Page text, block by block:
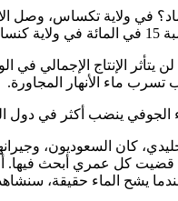
قمح.
يتأثر الإنتاج الإجمالي
تسرب ماء الأنهار المجاورة.
ينضب أكثر في دول
كان السعوديون،
كل عمري أبحث فيها.
يشح الماء حقيقة،